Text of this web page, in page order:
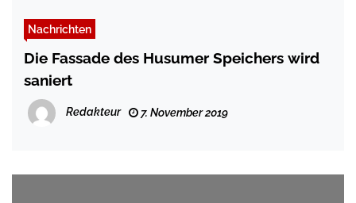
Nachrichten
Die Fassade des Husumer Speichers wird
saniert
Redakteur 7. November 2019